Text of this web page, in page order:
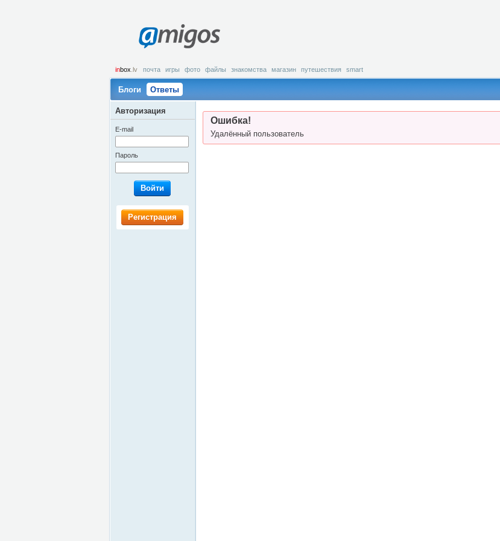
amigos
inbox .lv почта игры фото файлы знакомства магазин путешествия smart
Блоги Ответы
Ошибка!
Удалённый пользователь
Авторизация
E-mail
Пароль
Войти
Регистрация